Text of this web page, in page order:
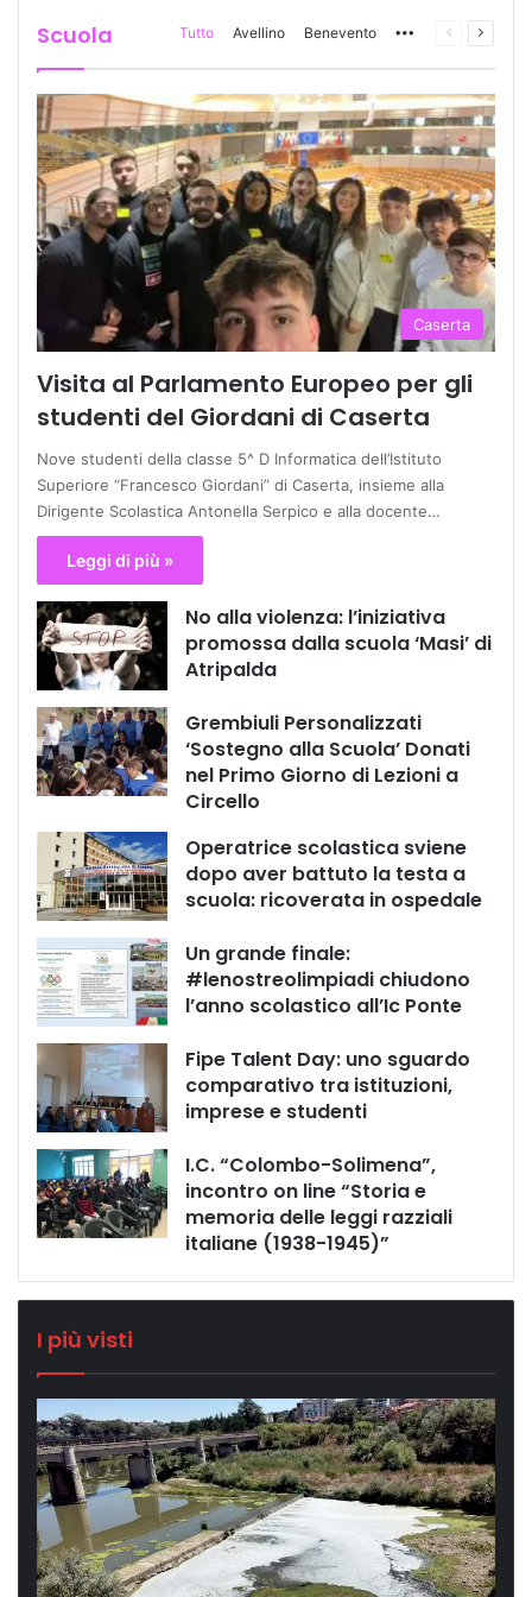
Scuola Tutto Avellino Benevento More Pagina
Caserta
Visita al Parlamento Europeo per gli
studenti del Giordani di Caserta
Nove studenti della classe 5^ D Informatica dell’Istituto
Superiore “Francesco Giordani” di Caserta, insieme alla
Dirigente Scolastica Antonella Serpico e alla docente…
Leggi di più »
No alla violenza: l’iniziativa
promossa dalla scuola ‘Masi’ di
Atripalda
Grembiuli Personalizzati
‘Sostegno alla Scuola’ Donati
nel Primo Giorno di Lezioni a
Circello
Operatrice scolastica sviene
dopo aver battuto la testa a
scuola: ricoverata in ospedale
Un grande finale:
#lenostreolimpiadi chiudono
l’anno scolastico all’Ic Ponte
Fipe Talent Day: uno sguardo
comparativo tra istituzioni,
imprese e studenti
I.C. “Colombo-Solimena”,
incontro on line “Storia e
memoria delle leggi razziali
italiane (1938-1945)”
I più visti